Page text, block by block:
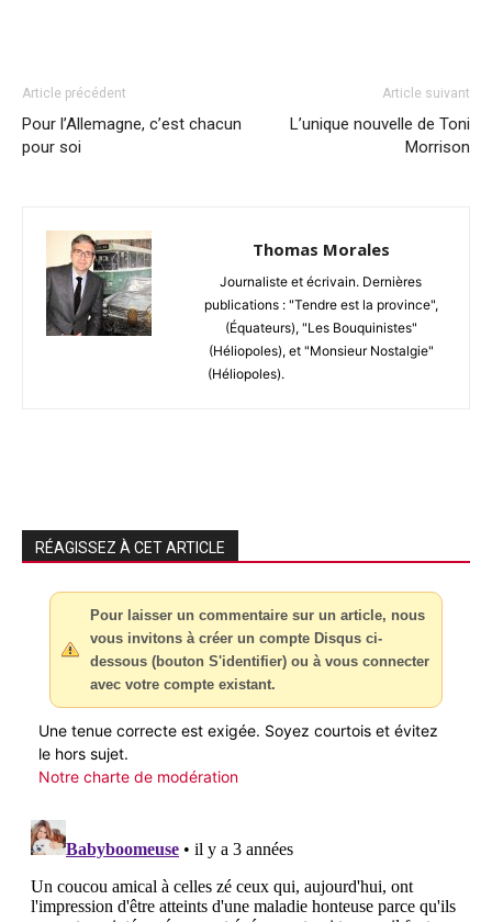
Article précédent
Pour l’Allemagne, c’est chacun
pour soi
Article suivant
L’unique nouvelle de Toni
Morrison
Thomas Morales
Journaliste et écrivain. Dernières
publications : "Tendre est la province",
(Équateurs), "Les Bouquinistes"
(Héliopoles), et "Monsieur Nostalgie"
(Héliopoles).
RÉAGISSEZ À CET ARTICLE
Pour laisser un commentaire sur un article, nous
vous invitons à créer un compte Disqus ci-
dessous (bouton S'identifier) ou à vous connecter
avec votre compte existant.
Une tenue correcte est exigée. Soyez courtois et évitez
le hors sujet.
Notre charte de modération